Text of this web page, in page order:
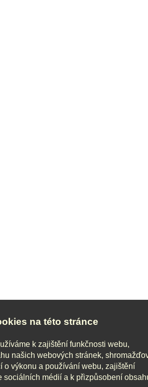
na této stránce
k zajištění funkčnosti webu,
našich webových stránek,
o výkonu a používání webu, zajištění
sociálních médií a k přizpůsobení